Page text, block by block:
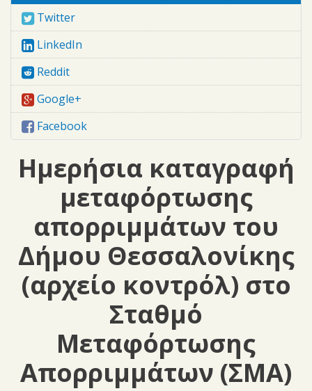
Twitter
LinkedIn
Reddit
Google+
Facebook
Ημερήσια καταγραφή
μεταφόρτωσης
απορριμμάτων του
Δήμου Θεσσαλονίκης
(αρχείο κοντρόλ) στο
Σταθμό
Μεταφόρτωσης
Απορριμμάτων (ΣΜΑ)